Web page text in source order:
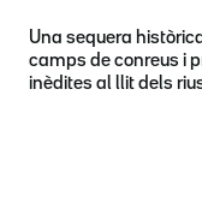
Una sequera
camps de conreus i
inèdites al llit dels